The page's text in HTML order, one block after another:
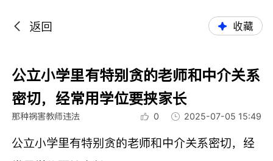
返回 收藏
公立小学里有特别贪的老师和中介关系
密切，经常用学位要挟家长
那种祸害教师违法 0 2025-07-05 15:49
公立小学里有特别贪的老师和中介关系密切，经